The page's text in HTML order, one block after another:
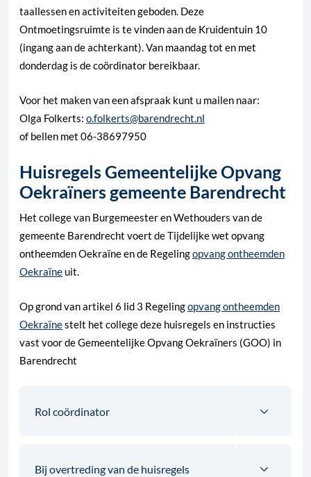
taallessen en activiteiten geboden. Deze
Ontmoetingsruimte is te vinden aan de Kruidentuin 10
(ingang aan de achterkant). Van maandag tot en met
donderdag is de coördinator bereikbaar.
Voor het maken van een afspraak kunt u mailen naar:
Olga Folkerts: o.folkerts@barendrecht.nl
of bellen met 06-38697950
Huisregels Gemeentelijke Opvang
Oekraïners gemeente Barendrecht
Het college van Burgemeester en Wethouders van de
gemeente Barendrecht voert de Tijdelijke wet opvang
ontheemden Oekraïne en de Regelingopvang ontheemden
Oekraïne uit.
Op grond van artikel 6 lid 3 Regelingopvang ontheemden
Oekraïnestelt het college deze huisregels en instructies
vast voor de Gemeentelijke Opvang Oekraïners (GOO) in
Barendrecht
Rol coördinator
Bij overtreding van de huisregels